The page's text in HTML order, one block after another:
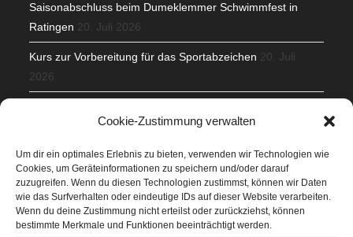
Cookie-Zustimmung verwalten
Um dir ein optimales Erlebnis zu bieten, verwenden wir Technologien wie
Cookies, um Geräteinformationen zu speichern und/oder darauf
zuzugreifen. Wenn du diesen Technologien zustimmst, können wir Daten
wie das Surfverhalten oder eindeutige IDs auf dieser Website verarbeiten.
Wenn du deine Zustimmung nicht erteilst oder zurückziehst, können
bestimmte Merkmale und Funktionen beeinträchtigt werden.
Saisonabschluss beim Dumeklemmer Schwimmfest in
Ratingen 20. Juli 2026
Kurs zur Vorbereitung für das Sportabzeichen 20. Juli
2026
Veranstaltungen
Höffner Run